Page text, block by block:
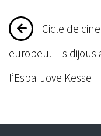
Cicle de
europeu. Els dijous
l’Espai Jove Kesse